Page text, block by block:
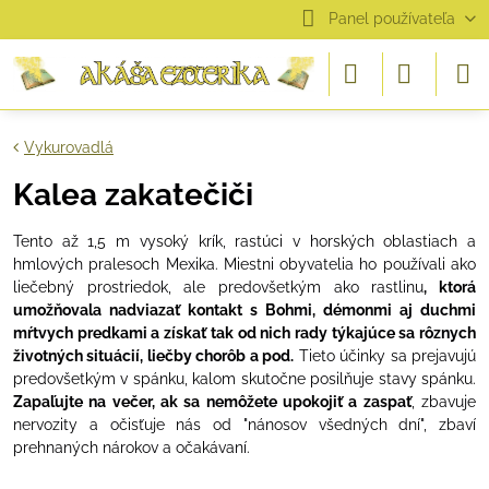
Panel používateľa
Vykurovadlá
Kalea zakatečiči
Tento až 1,5 m vysoký krík, rastúci v horských oblastiach a
hmlových pralesoch Mexika. Miestni obyvatelia ho používali ako
liečebný
prostriedok, ale predovšetkým ako rastlinu,
ktorá
umožňovala nadviazať kontakt s Bohmi, démonmi aj duchmi
mŕtvych predkami a získať tak od nich rady týkajúce sa rôznych
životných situácií, liečby chorôb a pod. Tieto účinky sa prejavujú
predovšetkým v spánku, kalom skutočne posilňuje stavy spánku.
Zapaľujte na večer, ak sa nemôžete upokojiť a zaspať, zbavuje
nervozity
a očisťuje nás od "nánosov všedných dní",
zbaví
prehnaných nárokov a očakávaní.